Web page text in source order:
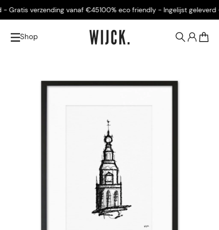
verzending vanaf €45100% eco friendly - Ingelijst geleverd -
Shop